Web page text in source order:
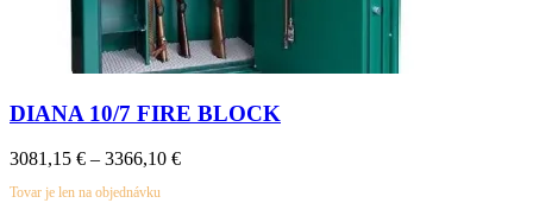
DIANA 10/7 FIRE BLOCK
3081,15 € – 3366,10 €Price
Tovar je len na objednávku